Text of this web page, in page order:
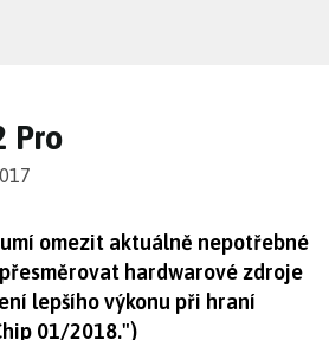
Pro
omezit aktuálně nepotřebné
hardwarové zdroje
lepšího výkonu při hraní
01/2018.")